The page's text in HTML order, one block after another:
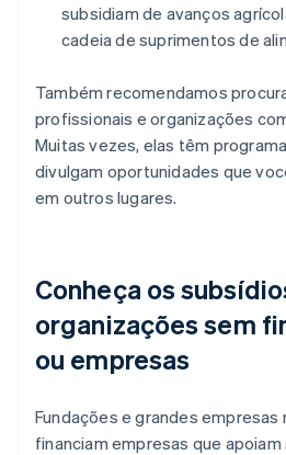
subsidiam de avanços
cadeia de suprimentos de
Também recomendamos
profissionais e organizações
Muitas vezes, elas têm
divulgam oportunidades que
em outros lugares.
Conheça os
organizações sem
ou empresas
Fundações e grandes empresas
financiam empresas que